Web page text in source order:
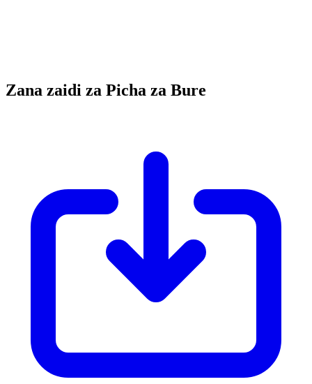
Zana zaidi za Picha za Bure